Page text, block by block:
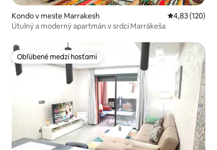
Kondo v meste Marrakesh Priemerné
4,83 (120)
Útulný a moderný apartmán v srdci Marrákeša
Obľúbené medzi hosťami
Obľúbené medzi hosťami